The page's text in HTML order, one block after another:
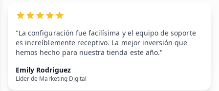
"La configuración fue facilísima y el equipo de soporte
es increíblemente receptivo. La mejor inversión que
hemos hecho para nuestra tienda este año."
Emily Rodriguez
Líder de Marketing Digital